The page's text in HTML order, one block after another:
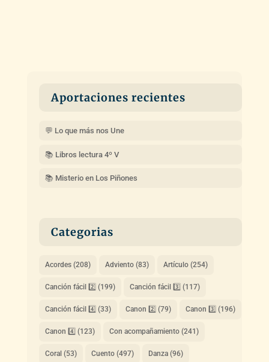
Aportaciones recientes
💬 Lo que más nos Une
📚 Libros lectura 4º V
📚 Misterio en Los Piñones
Categorias
Acordes(208) Adviento(83) Artículo(254)
Canción fácil 2️⃣ (199) Canción fácil 3️⃣ (117)
Canción fácil 4️⃣ (33) Canon 2️⃣ (79) Canon 3️⃣ (196)
Canon 4️⃣ (123) Con acompañamiento(241)
Coral (53) Cuento(497) Danza(96)